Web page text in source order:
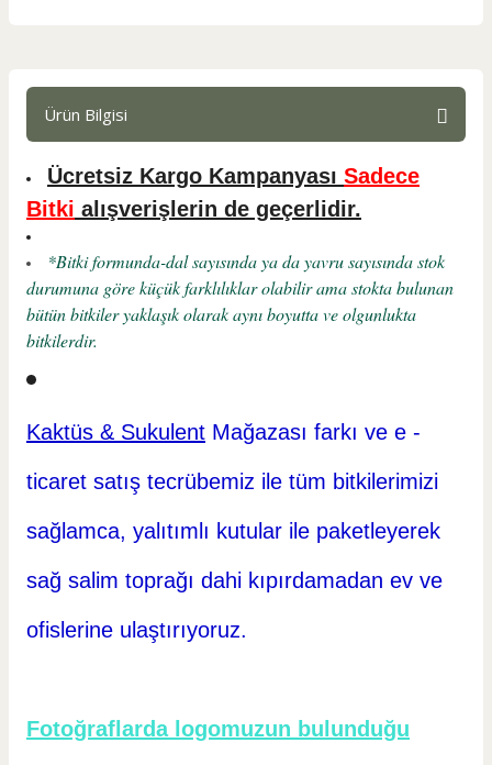
Ürün Bilgisi
Ücretsiz Kargo Kampanyası Sadece
Bitki alışverişlerin de geçerlidir.
*Bitki formunda-dal sayısında ya da yavru sayısında stok
durumuna göre küçük farklılıklar olabilir ama stokta bulunan
bütün bitkiler yaklaşık olarak aynı boyutta ve olgunlukta
bitkilerdir.
Kaktüs & Sukulent Mağazası farkı ve e -
ticaret satış tecrübemiz ile tüm bitkilerimizi
sağlamca, yalıtımlı kutular ile paketleyerek
sağ salim toprağı dahi kıpırdamadan ev ve
ofislerine ulaştırıyoruz.
Fotoğraflarda logomuzun bulunduğu